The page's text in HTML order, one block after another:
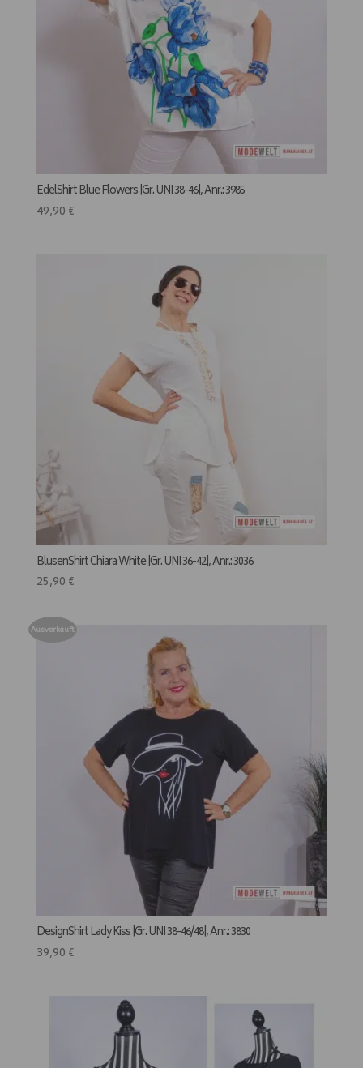
EdelShirt Blue Flowers |Gr. UNI 38-46|, Anr.: 3985
49,90 €
BlusenShirt Chiara White |Gr. UNI 36-42|, Anr.: 3036
25,90 €
Ausverkauft
DesignShirt Lady Kiss |Gr. UNI 38-46/48|, Anr.: 3830
39,90 €